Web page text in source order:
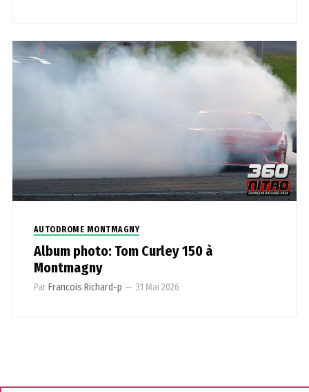
AUTODROME MONTMAGNY
Album photo: Tom Curley 150 à
Montmagny
ParFrancois Richard-p — 31 Mai 2026